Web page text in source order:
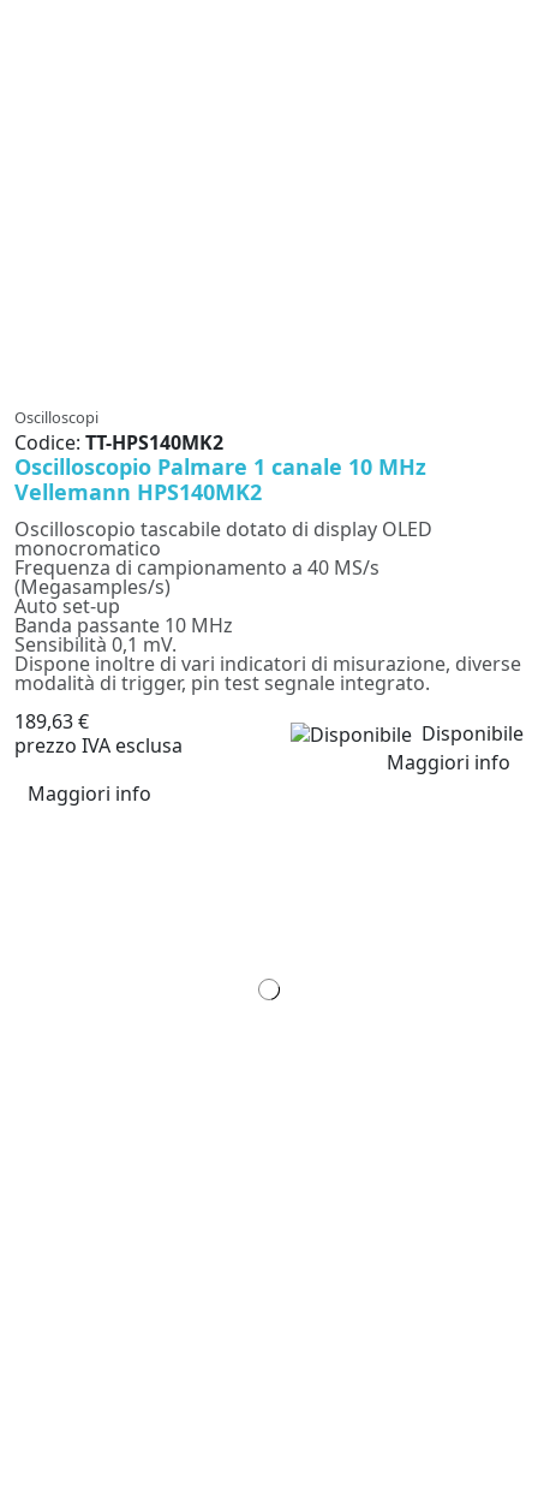
Oscilloscopi
Codice: TT-HPS140MK2
Oscilloscopio Palmare 1 canale 10 MHz
Vellemann HPS140MK2
Oscilloscopio tascabile dotato di display OLED
monocromatico
Frequenza di campionamento a 40 MS/s
(Megasamples/s)
Auto set-up
Banda passante 10 MHz
Sensibilità 0,1 mV.
Dispone inoltre di vari indicatori di misurazione, diverse
modalità di trigger, pin test segnale integrato.
189,63 €
prezzo IVA esclusa
Disponibile
Maggiori info
Maggiori info